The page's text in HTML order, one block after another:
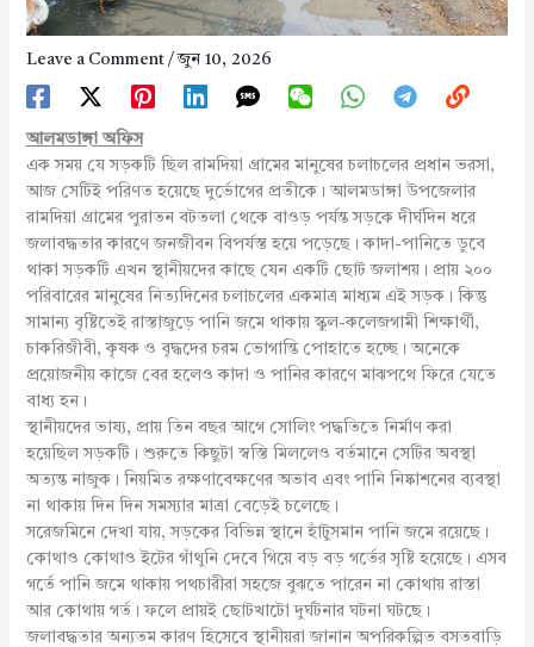
Leave a Comment /জুন 10, 2026
আলমডাঙ্গা অফিস
এক সময় যে সড়কটি ছিল রামদিয়া গ্রামের মানুষের চলাচলের প্রধান ভরসা,
আজ সেটিই পরিণত হয়েছে দুর্ভোগের প্রতীকে। আলমডাঙ্গা উপজেলার
রামদিয়া গ্রামের পুরাতন বটতলা থেকে বাওড় পর্যন্ত সড়কে দীর্ঘদিন ধরে
জলাবদ্ধতার কারণে জনজীবন বিপর্যস্ত হয়ে পড়েছে। কাদা-পানিতে ডুবে
থাকা সড়কটি এখন স্থানীয়দের কাছে যেন একটি ছোট জলাশয়। প্রায় ২০০
পরিবারের মানুষের নিত্যদিনের চলাচলের একমাত্র মাধ্যম এই সড়ক। কিন্তু
সামান্য বৃষ্টিতেই রাস্তাজুড়ে পানি জমে থাকায় স্কুল-কলেজগামী শিক্ষার্থী,
চাকরিজীবী, কৃষক ও বৃদ্ধদের চরম ভোগান্তি পোহাতে হচ্ছে। অনেকে
প্রয়োজনীয় কাজে বের হলেও কাদা ও পানির কারণে মাঝপথে ফিরে যেতে
বাধ্য হন।
স্থানীয়দের ভাষ্য, প্রায় তিন বছর আগে সোলিং পদ্ধতিতে নির্মাণ করা
হয়েছিল সড়কটি। শুরুতে কিছুটা স্বস্তি মিললেও বর্তমানে সেটির অবস্থা
অত্যন্ত নাজুক। নিয়মিত রক্ষণাবেক্ষণের অভাব এবং পানি নিষ্কাশনের ব্যবস্থা
না থাকায় দিন দিন সমস্যার মাত্রা বেড়েই চলেছে।
সরেজমিনে দেখা যায়, সড়কের বিভিন্ন স্থানে হাঁটুসমান পানি জমে রয়েছে।
কোথাও কোথাও ইটের গাঁথুনি দেবে গিয়ে বড় বড় গর্তের সৃষ্টি হয়েছে। এসব
গর্তে পানি জমে থাকায় পথচারীরা সহজে বুঝতে পারেন না কোথায় রাস্তা
আর কোথায় গর্ত। ফলে প্রায়ই ছোটখাটো দুর্ঘটনার ঘটনা ঘটছে।
জলাবদ্ধতার অন্যতম কারণ হিসেবে স্থানীয়রা জানান অপরিকল্পিত বসতবাড়ি